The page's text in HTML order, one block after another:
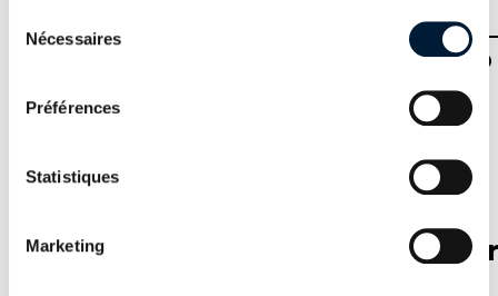
Nécessaires
Préférences
Statistiques
Marketing
production_de_textes_solutio
ns.pdf
Téléchargement